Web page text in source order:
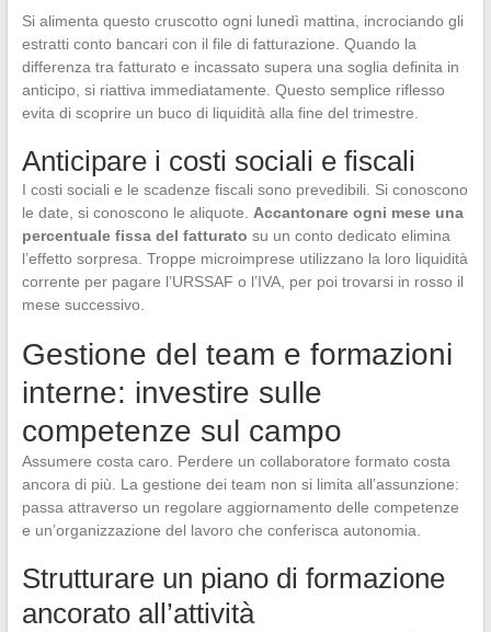
Si alimenta questo cruscotto ogni lunedì mattina, incrociando gli
estratti conto bancari con il file di fatturazione. Quando la
differenza tra fatturato e incassato supera una soglia definita in
anticipo, si riattiva immediatamente. Questo semplice riflesso
evita di scoprire un buco di liquidità alla fine del trimestre.
Anticipare i costi sociali e fiscali
I costi sociali e le scadenze fiscali sono prevedibili. Si conoscono
le date, si conoscono le aliquote. Accantonare ogni mese una
percentuale fissa del fatturato su un conto dedicato elimina
l’effetto sorpresa. Troppe microimprese utilizzano la loro liquidità
corrente per pagare l’URSSAF o l’IVA, per poi trovarsi in rosso il
mese successivo.
Gestione del team e formazioni
interne: investire sulle
competenze sul campo
Assumere costa caro. Perdere un collaboratore formato costa
ancora di più. La gestione dei team non si limita all’assunzione:
passa attraverso un regolare aggiornamento delle competenze
e un’organizzazione del lavoro che conferisca autonomia.
Strutturare un piano di formazione
ancorato all’attività